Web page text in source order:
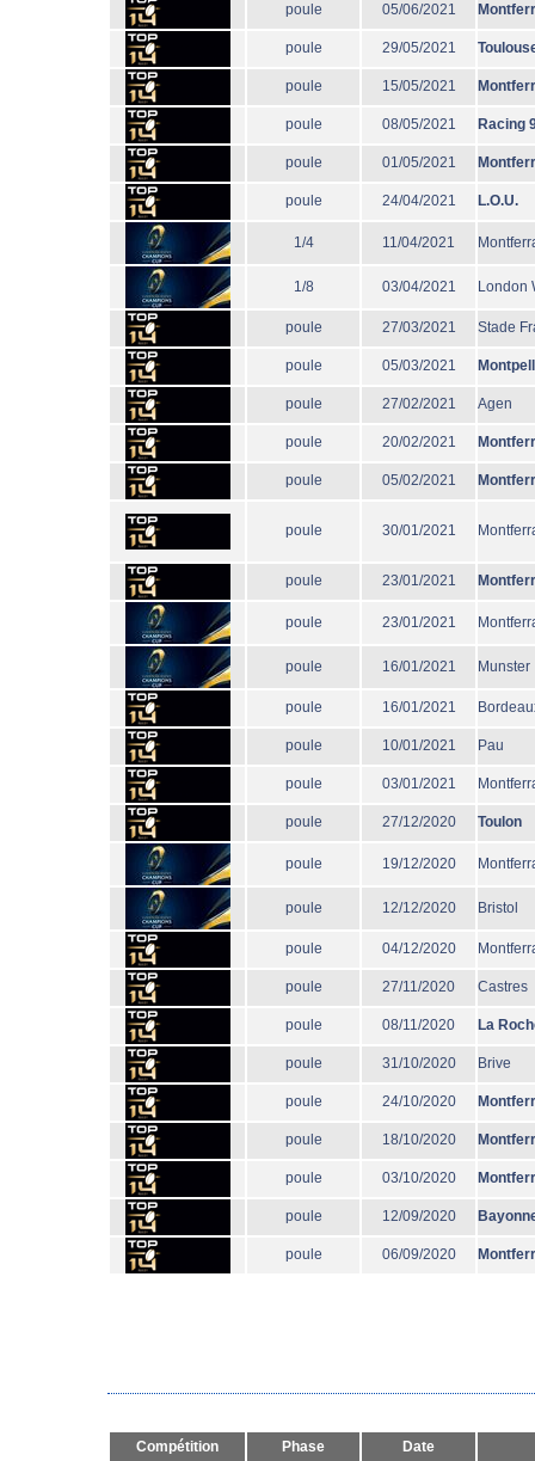
poule 05/06/2021
poule 29/05/2021
poule 15/05/2021
poule 08/05/2021 Racing
poule 01/05/2021
poule 24/04/2021 L.O.U.
1/4 11/04/2021
1/8 03/04/2021 London
poule 27/03/2021 Stade
poule 05/03/2021
poule 27/02/2021 Agen
poule 20/02/2021
poule 05/02/2021
poule 30/01/2021
poule 23/01/2021
poule 23/01/2021
poule 16/01/2021 Munster
poule 16/01/2021
poule 10/01/2021 Pau
poule 03/01/2021
poule 27/12/2020 Toulon
poule 19/12/2020
poule 12/12/2020 Bristol
poule 04/12/2020
poule 27/11/2020 Castres
poule 08/11/2020 La
poule 31/10/2020 Brive
poule 24/10/2020
poule 18/10/2020
poule 03/10/2020
poule 12/09/2020
poule 06/09/2020
Compétition Phase Date